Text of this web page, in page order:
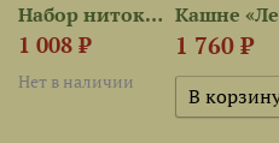
Набор ниток сюрприз...
1 008 ₽
Нет в наличии
1 760 ₽